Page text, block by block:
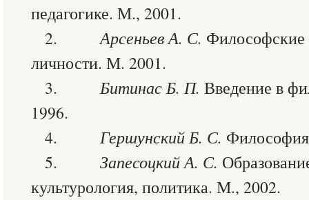
педагогике. М., 2001.
2.Арсеньев А. С. Философские
личности. М. 2001.
3.Битинас Б. П. Введение в
1996.
4. Гершунский Б. С.
5. Запесоцкий А. С.
культурология, политика. М., 2002.